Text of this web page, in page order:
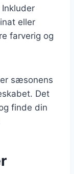
Inkluder
eller
farverig og
sæsonens
Det
finde din